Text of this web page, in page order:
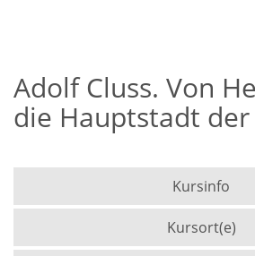
Adolf Cluss. Von
die Hauptstadt der
Kursinfo
Kursort(e)